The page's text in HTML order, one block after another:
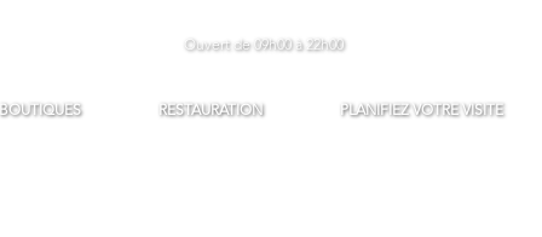
Ouvert de 09h00 à 22h00
BOUTIQUES RESTAURATION PLANIFIEZ VOTRE VISITE